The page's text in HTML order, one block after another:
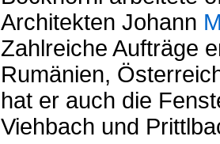
Architekten Johann
Zahlreiche Aufträge
Rumänien,
hat er auch die
Viehbach und